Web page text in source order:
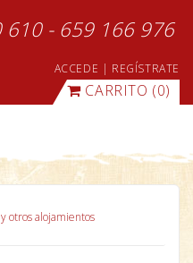
- 659 166 976
ACCEDE | REGÍSTRATE
CARRITO (0)
otros alojamientos